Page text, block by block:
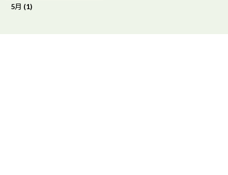
5月 (1)